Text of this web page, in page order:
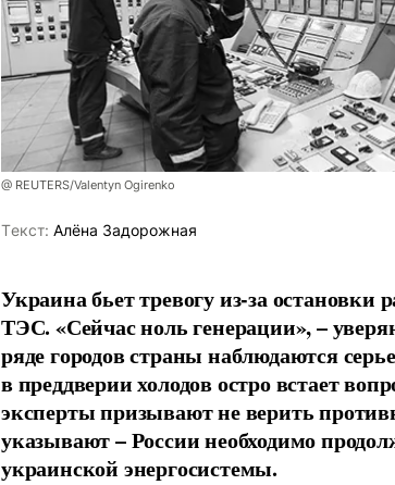
@ REUTERS/Valentyn Ogirenko
Tекст: Алёна Задорожная
Украина бьет тревогу из-за остановки
ТЭС. «Сейчас ноль генерации», –
ряде городов страны наблюдаются
в преддверии холодов остро встает
эксперты призывают не верить
указывают – России необходимо
украинской энергосистемы.